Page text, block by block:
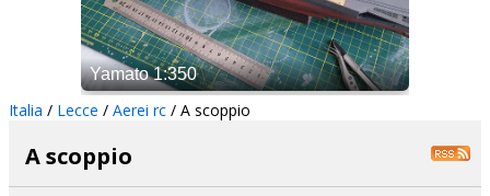
Italia / Lecce / Aerei rc / A scoppio
A scoppio